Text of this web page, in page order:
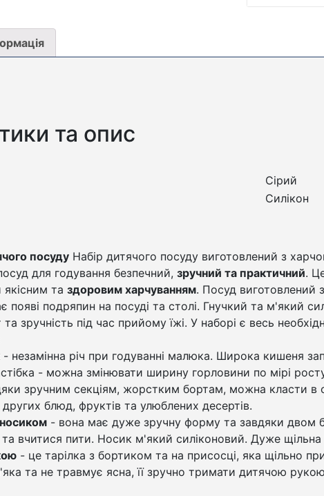
та опис
Сірий
Силікон
посуду Набір дитячого посуду виготовлений з
для годування безпечний, зручний та практичний.
якісним та здоровим харчуванням. Посуд виготовлений
появі подряпин на посуді та столі. Гнучкий та м'який
зручність під час прийому їжі. У наборі є весь
- незамінна річ при годуванні малюка. Широка кишеня
- можна змінювати ширину горловини по мірі
зручним секціям, жорстким бортам, можна класти в
блюд, фруктів та улюблених десертів.
- вона має дуже зручну форму та завдяки двом
вчитися пити. Носик м'який силіконовий. Дуже
- це тарілка з бортиком та на присосці, яка щільно
та не травмує ясна, її зручно тримати дитячою